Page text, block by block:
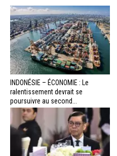
INDONÉSIE – ÉCONOMIE : Le
ralentissement devrait se
poursuivre au second...